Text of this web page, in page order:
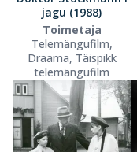
jagu (1988)
Toimetaja
Telemängufilm,
Draama, Täispikk
telemängufilm